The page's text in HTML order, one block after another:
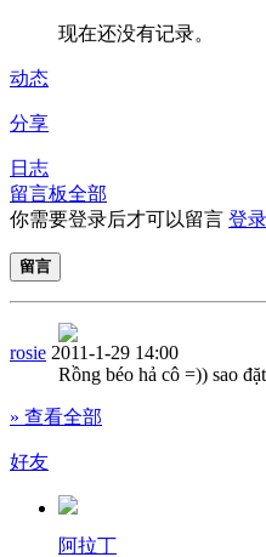
现在还没有记录。
动态
分享
日志
留言板全部
你需要登录后才可以留言 登录
留言
rosie 2011-1-29 14:00
Rồng béo hả cô =)) sao
» 查看全部
好友
阿拉丁